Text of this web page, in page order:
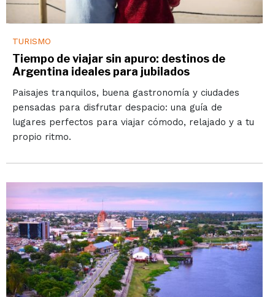
TURISMO
Tiempo de viajar sin apuro: destinos de
Argentina ideales para jubilados
Paisajes tranquilos, buena gastronomía y ciudades
pensadas para disfrutar despacio: una guía de
lugares perfectos para viajar cómodo, relajado y a tu
propio ritmo.